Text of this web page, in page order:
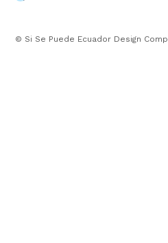
© Si Se Puede Ecuador Design